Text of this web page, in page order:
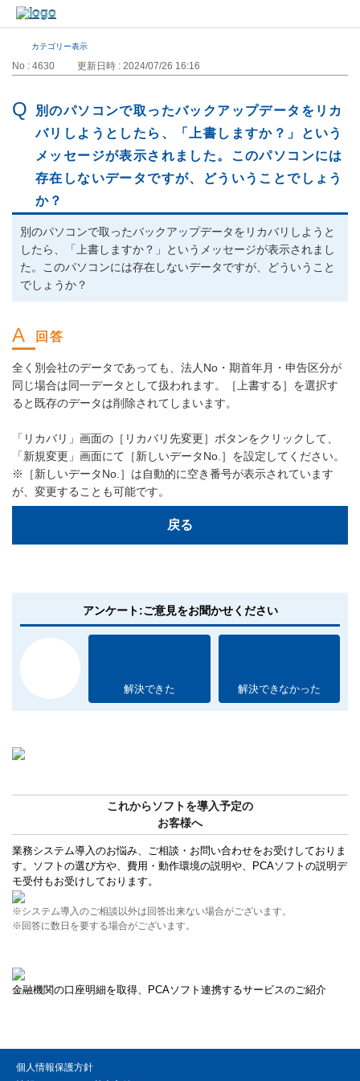
カテゴリー表示
No : 4630 更新日時 : 2024/07/26 16:16
別のパソコンで取ったバックアップデータをリカ
バリしようとしたら、「上書しますか？」という
メッセージが表示されました。このパソコンには
存在しないデータですが、どういうことでしょう
か？
別のパソコンで取ったバックアップデータをリカバリしようと
したら、「上書しますか？」というメッセージが表示されまし
た。このパソコンには存在しないデータですが、どういうこと
でしょうか？
全く別会社のデータであっても、法人No・期首年月・申告区分が
同じ場合は同一データとして扱われます。［上書する］を選択す
ると既存のデータは削除されてしまいます。
「リカバリ」画面の［リカバリ先変更］ボタンをクリックして、
「新規変更」画面にて［新しいデータNo.］を設定してください。
※［新しいデータNo.］は自動的に空き番号が表示されています
が、変更することも可能です。
戻る
アンケート:ご意見をお聞かせください
解決できた 解決できなかった
これからソフトを導入予定の
お客様へ
業務システム導入のお悩み、ご相談・お問い合わせをお受けしておりま
す。ソフトの選び方や、費用・動作環境の説明や、PCAソフトの説明デ
モ受付もお受けしております。
※システム導入のご相談以外は回答出来ない場合がございます。
※回答に数日を要する場合がございます。
金融機関の口座明細を取得、PCAソフト連携するサービスのご紹介
個人情報保護方針